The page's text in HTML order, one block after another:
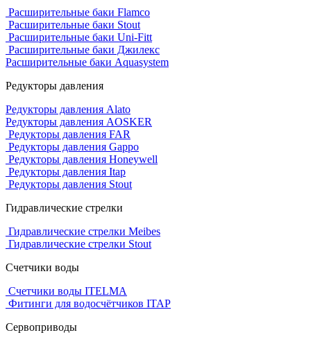
Расширительные баки Flamco
Расширительные баки Stout
Расширительные баки Uni-Fitt
Расширительные баки Джилекс
Расширительные баки Aquasystem
Редукторы давления
Редукторы давления Alato
Редукторы давления AOSKER
Редукторы давления FAR
Редукторы давления Gappo
Редукторы давления Honeywell
Редукторы давления Itap
Редукторы давления Stout
Гидравлические стрелки
Гидравлические стрелки Meibes
Гидравлические стрелки Stout
Счетчики воды
Счетчики воды ITELMA
Фитинги для водосчётчиков ITAP
Сервоприводы